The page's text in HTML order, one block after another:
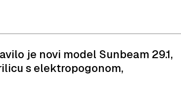
je novi model Sunbeam 29.1,
s elektropogonom,